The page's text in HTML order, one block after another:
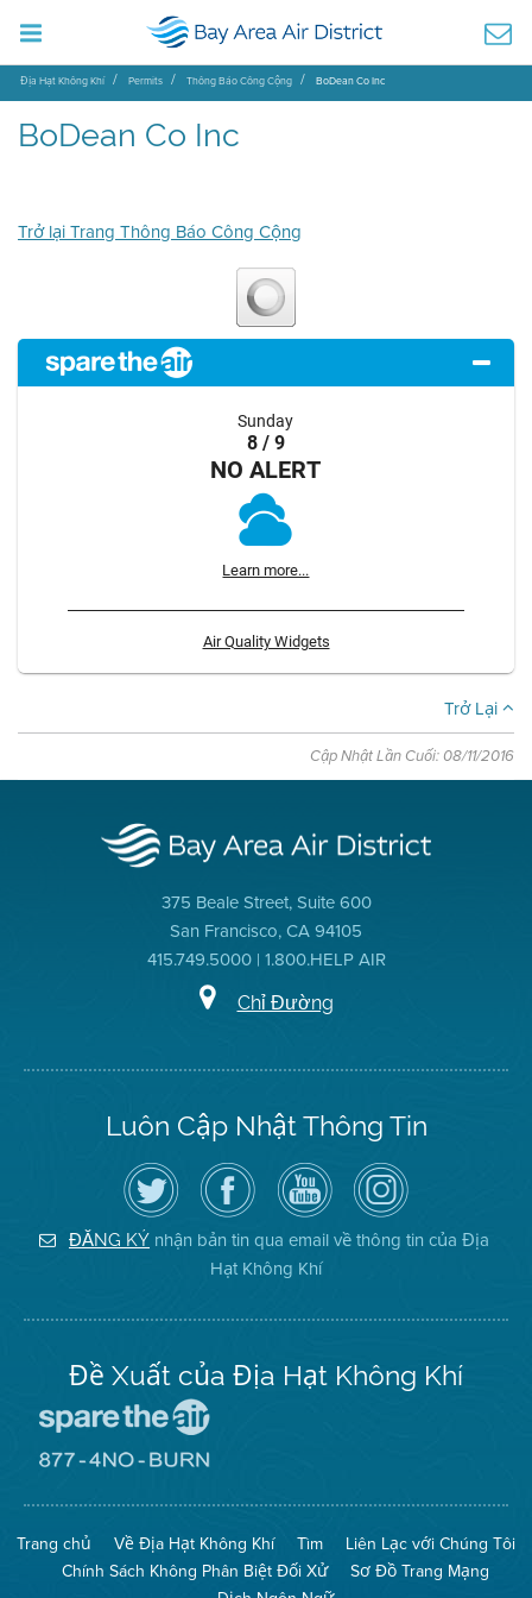
Địa Hạt Không Khí Permits Thông Báo Công Cộng BoDean Co Inc
BoDean Co Inc
Trở lại Trang Thông Báo Công Cộng
Sunday
8 / 9
NO ALERT
Learn more...
Air Quality Widgets
Trở Lại
Cập Nhật Lần Cuối: 08/11/2016
375 Beale Street, Suite 600
San Francisco, CA 94105
415.749.5000 | 1.800.HELP AIR
Chỉ Đường
Luôn Cập Nhật Thông Tin
Hãy
theo
dõi
Địa
Hạt
Không
Truy
cập
Trang
Facebook
của
Địa
Hạt
Kênh
YouTube
của
Địa
Hạt
Không
Khí
Air
District
on
Instagram
ĐĂNG KÝ nhận bản tin qua email về thông tin của Địa
Hạt Không Khí
Đề Xuất của Địa Hạt Không Khí
The
(Bảo
Toàn
Không
Khí)
Mạng
No
Burn
(Không
Đốt)
Trang chủ Về Địa Hạt Không Khí Tìm
Liên Lạc với Chúng Tôi
Chính Sách Không Phân Biệt Đối Xử
Sơ Đồ Trang Mạng